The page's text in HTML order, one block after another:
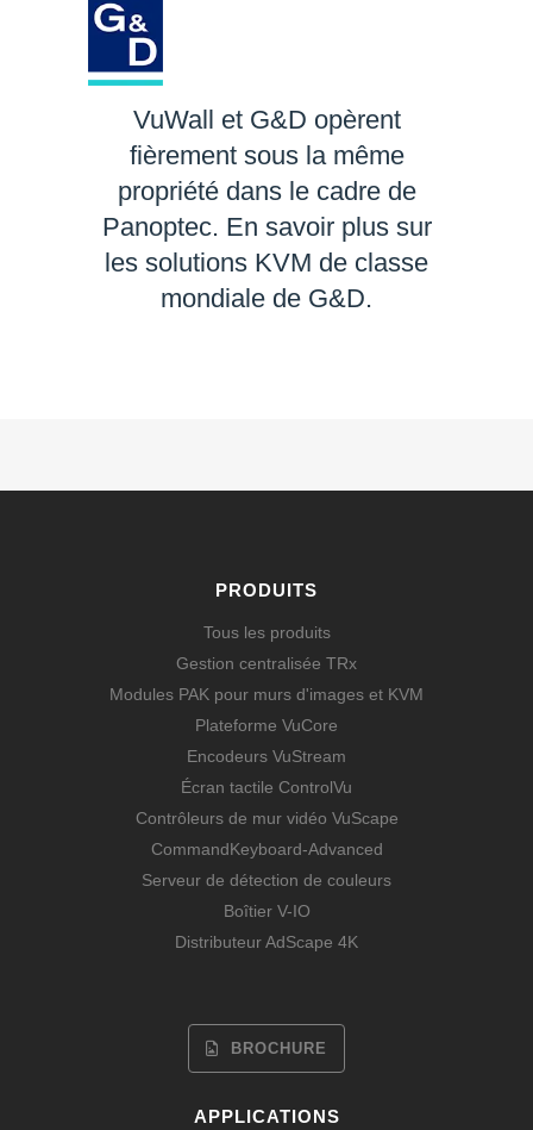
VuWall et G&D opèrent
fièrement sous la même
propriété dans le cadre de
Panoptec. En savoir plus sur
les solutions KVM de classe
mondiale de G&D.
PRODUITS
Tous les produits
Gestion centralisée TRx
Modules PAK pour murs d'images et KVM
Plateforme VuCore
Encodeurs VuStream
Écran tactile ControlVu
Contrôleurs de mur vidéo VuScape
CommandKeyboard-Advanced
Serveur de détection de couleurs
Boîtier V-IO
Distributeur AdScape 4K
BROCHURE
APPLICATIONS